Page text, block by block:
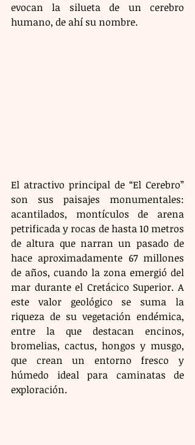
evocan la silueta de un cerebro
humano, de ahí su nombre.
El atractivo principal de “El Cerebro”
son sus paisajes monumentales:
acantilados, montículos de arena
petrificada y rocas de hasta 10 metros
de altura que narran un pasado de
hace aproximadamente 67 millones
de años, cuando la zona emergió del
mar durante el Cretácico Superior. A
este valor geológico se suma la
riqueza de su vegetación endémica,
entre la que destacan encinos,
bromelias, cactus, hongos y musgo,
que crean un entorno fresco y
húmedo ideal para caminatas de
exploración.